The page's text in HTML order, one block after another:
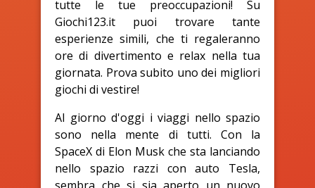
tutte le tue preoccupazioni! Su
Giochi123.it puoi trovare tante
esperienze simili, che ti regaleranno
ore di divertimento e relax nella tua
giornata. Prova subito uno dei migliori
giochi di vestire!
Al giorno d'oggi i viaggi nello spazio
sono nella mente di tutti. Con la
SpaceX di Elon Musk che sta lanciando
nello spazio razzi con auto Tesla,